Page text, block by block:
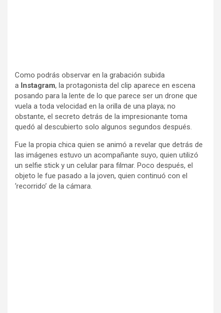
Como podrás observar en la grabación subida
a Instagram, la protagonista del clip aparece en escena
posando para la lente de lo que parece ser un drone que
vuela a toda velocidad en la orilla de una playa; no
obstante, el secreto detrás de la impresionante toma
quedó al descubierto solo algunos segundos después.
Fue la propia chica quien se animó a revelar que detrás de
las imágenes estuvo un acompañante suyo, quien utilizó
un selfie stick y un celular para filmar. Poco después, el
objeto le fue pasado a la joven, quien continuó con el
‘recorrido’ de la cámara.